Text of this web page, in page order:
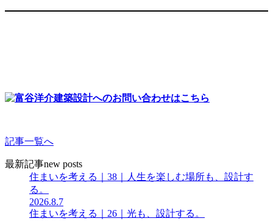
記事一覧へ
最新記事new posts
住まいを考える｜38｜人生を楽しむ場所も、設計す
る。
2026.8.7
住まいを考える｜26｜光も、設計する。